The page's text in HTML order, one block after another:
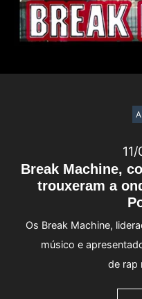
Break Machine,
trouxeram a
Os Break Machine,
músico e
de rap